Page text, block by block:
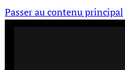
Passer au contenu principal